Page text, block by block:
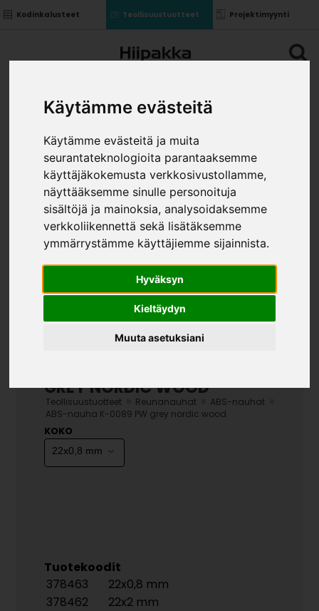
Käytämme evästeitä
Käytämme evästeitä ja muita
seurantateknologioita parantaaksemme
käyttäjäkokemusta verkkosivustollamme,
näyttääksemme sinulle personoituja
sisältöjä ja mainoksia, analysoidaksemme
verkkoliikennettä sekä lisätäksemme
ymmärrystämme käyttäjiemme sijainnista.
Hyväksyn
Kieltäydyn
Muuta asetuksiani
Kodinkalusteet Teollisuustuotteet Projektimyynti
GREY NORDIC WOOD
Teollisuustuotteet Reunanauhat ABS-nauhat
ABS-nauha K-0089 PW grey nordic wood
KOKO
Tuotekoodit
378463
22x0,8 mm
378462
22x2 mm